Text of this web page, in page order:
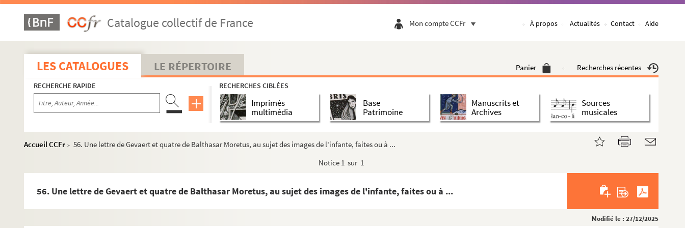
Catalogue collectif de France Mon compte CCFr À propos Actualités Contact Aide
LES CATALOGUES LE RÉPERTOIRE Panier Recherches récentes
RECHERCHE RAPIDE RECHERCHES CIBLÉES
Imprimés
multimédia
Base
Patrimoine
Manuscrits et
Archives
Sources
musicales
Accueil CCFr > 56. Une lettre de Gevaert et quatre de Balthasar Moretus, au sujet des images de l'infante, faites ou à ...
Notice 1 sur 1
56. Une lettre de Gevaert et quatre de Balthasar Moretus, au sujet des images de l'infante, faites ou à ...
Modifié le : 27/12/2025
Fol. 107-111, 116. Notice et lettre de la Mère Marie Percy, fille du comte de Northumberland, sur la fondation à Bruxel...
Fol. 122. Notice et description du désert fondé pour les Carmes déchaussés, par les archiducs, dans la forêt d...
Fol. 129. Relation des vertus de l'infante, par les Carmélites de Bruxelles
Fol. 138. Nombreux documents sur l'établissement des Carmélites d'Espagne en France et aux Pays-Bas, et partic...
Fol. 142. Mémoires et lettres sur les relations de l'infante avec les Clarisses de Gand, et sur les vertus des...
Fol. 154. Copies de quatre lettres de l'infante Marguerite, carmélite à Madrid, aux Clarisses de Gand
Fol. 176. Récit, par Philippe Chiflet, des neuvaines accomplies au sanctuaire de Montaigu par les archiducs Al...
Fol. 185. Présents faits par l'infante Isabelle à diverses personnes et en divers temps : notes relevées par P...
Fol. 292. Notes sur l'édification du sanctuaire de Notre-Dame de Montaigu, aux frais des archiducs